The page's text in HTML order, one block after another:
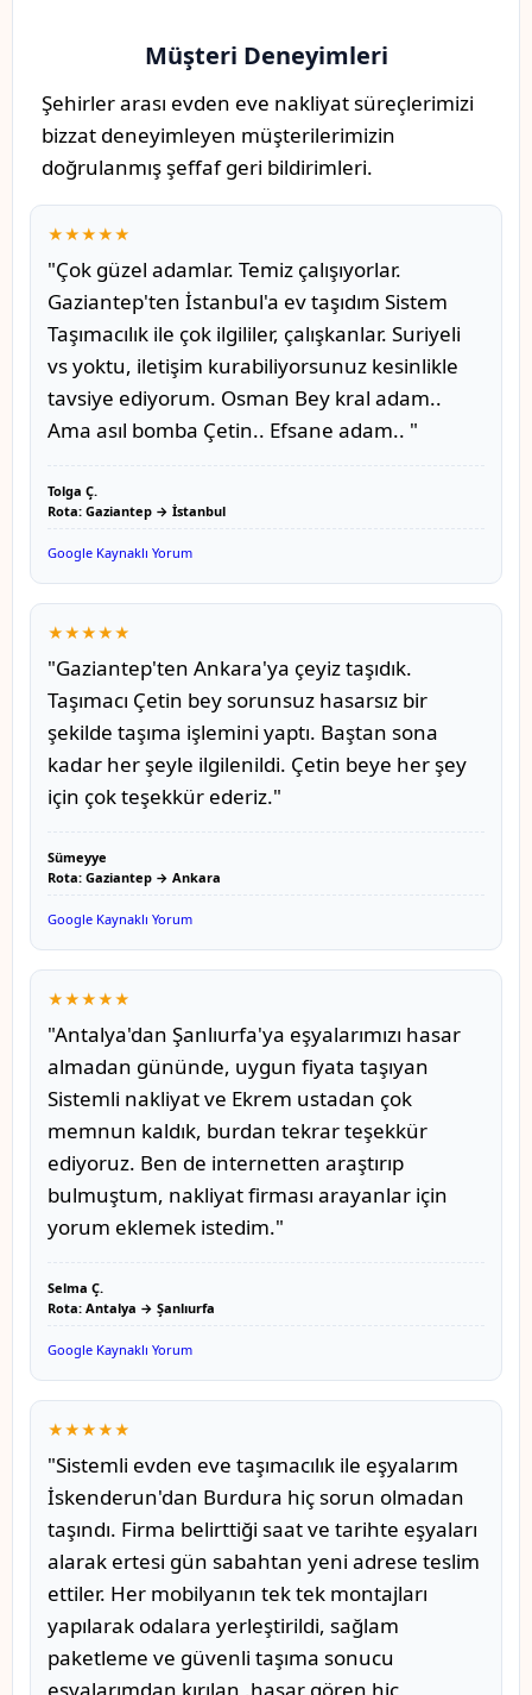
Müşteri Deneyimleri
Şehirler arası evden eve nakliyat süreçlerimizi
bizzat deneyimleyen müşterilerimizin
doğrulanmış şeffaf geri bildirimleri.
★★★★★
"Çok güzel adamlar. Temiz çalışıyorlar.
Gaziantep'ten İstanbul'a ev taşıdım Sistem
Taşımacılık ile çok ilgililer, çalışkanlar. Suriyeli
vs yoktu, iletişim kurabiliyorsunuz kesinlikle
tavsiye ediyorum. Osman Bey kral adam..
Ama asıl bomba Çetin.. Efsane adam.. "
Tolga Ç.
Rota: Gaziantep → İstanbul
Google Kaynaklı Yorum
★★★★★
"Gaziantep'ten Ankara'ya çeyiz taşıdık.
Taşımacı Çetin bey sorunsuz hasarsız bir
şekilde taşıma işlemini yaptı. Baştan sona
kadar her şeyle ilgilenildi. Çetin beye her şey
için çok teşekkür ederiz."
Sümeyye
Rota: Gaziantep → Ankara
Google Kaynaklı Yorum
★★★★★
"Antalya'dan Şanlıurfa'ya eşyalarımızı hasar
almadan gününde, uygun fiyata taşıyan
Sistemli nakliyat ve Ekrem ustadan çok
memnun kaldık, burdan tekrar teşekkür
ediyoruz. Ben de internetten araştırıp
bulmuştum, nakliyat firması arayanlar için
yorum eklemek istedim."
Selma Ç.
Rota: Antalya → Şanlıurfa
Google Kaynaklı Yorum
★★★★★
"Sistemli evden eve taşımacılık ile eşyalarım
İskenderun'dan Burdura hiç sorun olmadan
taşındı. Firma belirttiği saat ve tarihte eşyaları
alarak ertesi gün sabahtan yeni adrese teslim
ettiler. Her mobilyanın tek tek montajları
yapılarak odalara yerleştirildi, sağlam
paketleme ve güvenli taşıma sonucu